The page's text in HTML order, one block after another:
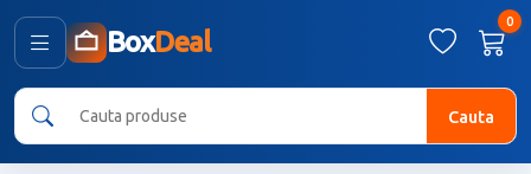
BoxDeal
0
Cauta